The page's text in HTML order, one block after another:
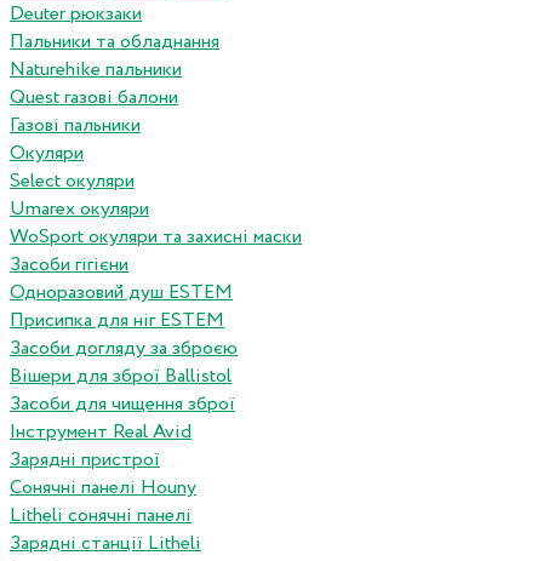
Deuter рюкзаки
Пальники та обладнання
Naturehike пальники
Quest газові балони
Газові пальники
Окуляри
Select окуляри
Umarex окуляри
WoSport окуляри та захисні маски
Засоби гігієни
Одноразовий душ ESTEM
Присипка для ніг ESTEM
Засоби догляду за зброєю
Вішери для зброї Ballistol
Засоби для чищення зброї
Інструмент Real Avid
Зарядні пристрої
Сонячні панелі Houny
Litheli сонячні панелі
Зарядні станції Litheli